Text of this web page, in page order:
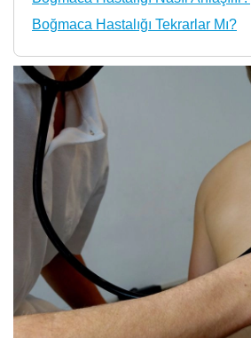
Boğmaca Hastalığı Tekrarlar Mı?